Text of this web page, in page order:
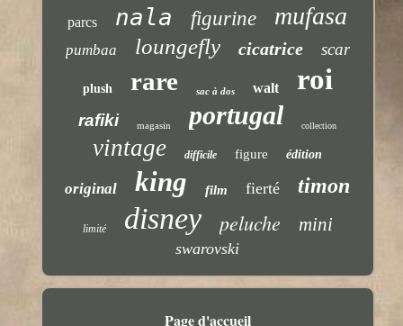
parcs nala figurine mufasa
pumbaa loungefly cicatrice scar
plush rare sac à dos walt roi
rafiki magasin portugal collection
vintage difficile figure édition
original king film fierté timon
limité disney peluche mini
swarovski
Page d'accueil